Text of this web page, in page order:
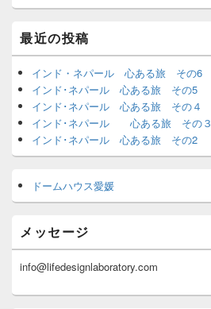
最近の投稿
インド・ネパール 心ある旅 その6
インド･ネパール 心ある旅 その5
インド･ネパール 心ある旅 その４
インド･ネパール 心ある旅 その３
インド･ネパール 心ある旅 その2
ドームハウス愛媛
メッセージ
info@lifedesignlaboratory.com